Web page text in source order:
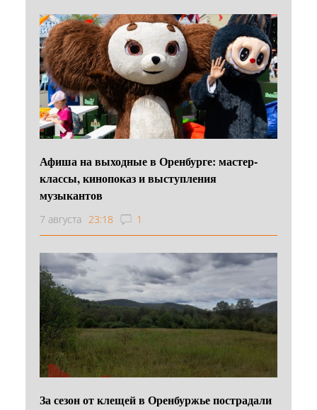
Афиша на выходные в Оренбурге: мастер-
классы, кинопоказ и выступления
музыкантов
7 августа 23:18 1
За сезон от клещей в Оренбуржье пострадали